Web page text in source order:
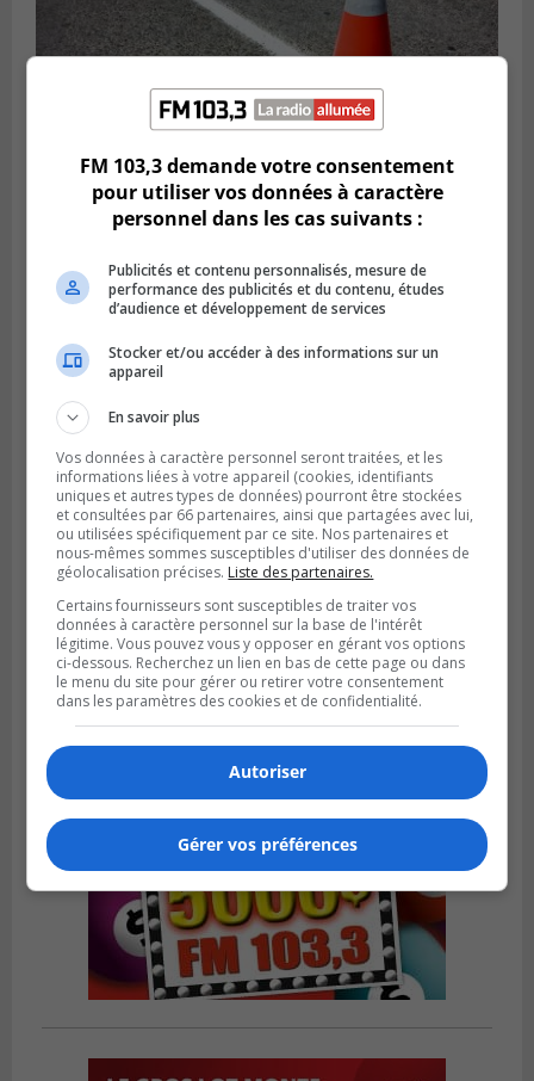
Publié le 29 juillet 2026 à 10h47
Des travaux de marquage de nuit
VIEUX-LONGUEUIL
La Tablée des chefs obtient un appui
financier pour poursuivre sa mission
FM 103,3 demande votre consentement
pour utiliser vos données à caractère
personnel dans les cas suivants :
Publicités et contenu personnalisés, mesure de
performance des publicités et du contenu, études
d’audience et développement de services
Stocker et/ou accéder à des informations sur un
appareil
En savoir plus
Vos données à caractère personnel seront traitées, et les
informations liées à votre appareil (cookies, identifiants
uniques et autres types de données) pourront être stockées
et consultées par 66 partenaires, ainsi que partagées avec lui,
ou utilisées spécifiquement par ce site. Nos partenaires et
nous-mêmes sommes susceptibles d'utiliser des données de
géolocalisation précises. Liste des partenaires.
Certains fournisseurs sont susceptibles de traiter vos
données à caractère personnel sur la base de l'intérêt
légitime. Vous pouvez vous y opposer en gérant vos options
ci-dessous. Recherchez un lien en bas de cette page ou dans
le menu du site pour gérer ou retirer votre consentement
dans les paramètres des cookies et de confidentialité.
Autoriser
Gérer vos préférences